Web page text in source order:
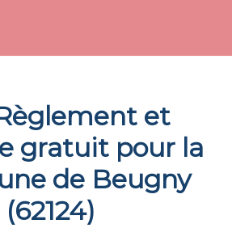
et
gratuit pour la
de Beugny
(62124)